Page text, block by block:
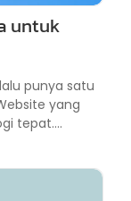
untuk
punya satu
yang
tepat....